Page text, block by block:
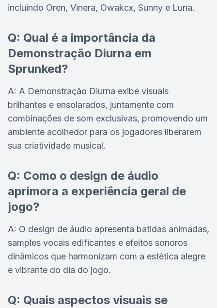
incluindo Oren, Vinera, Owakcx, Sunny e Luna.
Q: Qual é a importância da
Demonstração Diurna em
Sprunked?
A: A Demonstração Diurna exibe visuais
brilhantes e ensolarados, juntamente com
combinações de som exclusivas, promovendo um
ambiente acolhedor para os jogadores liberarem
sua criatividade musical.
Q: Como o design de áudio
aprimora a experiência geral de
jogo?
A: O design de áudio apresenta batidas animadas,
samples vocais edificantes e efeitos sonoros
dinâmicos que harmonizam com a estética alegre
e vibrante do dia do jogo.
Q: Quais aspectos visuais se